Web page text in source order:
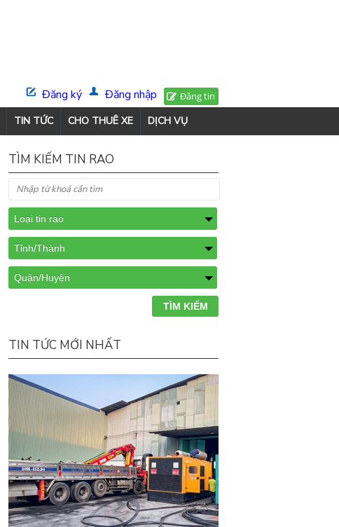
Đăng tin
Đăng nhập
Đăng ký
TIN TỨC CHO THUÊ XE DỊCH VỤ
TÌM KIẾM TIN RAO
TIN TỨC MỚI NHẤT